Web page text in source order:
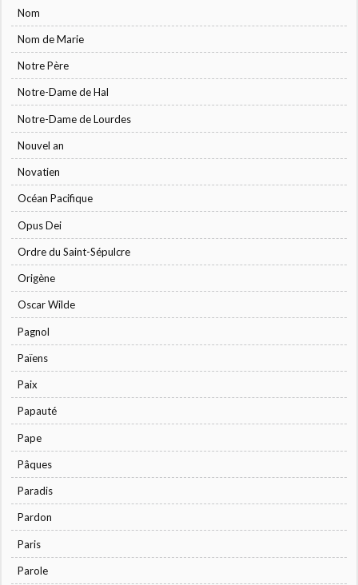
Nom
Nom de Marie
Notre Père
Notre-Dame de Hal
Notre-Dame de Lourdes
Nouvel an
Novatien
Océan Pacifique
Opus Dei
Ordre du Saint-Sépulcre
Origène
Oscar Wilde
Pagnol
Païens
Paix
Papauté
Pape
Pâques
Paradis
Pardon
Paris
Parole